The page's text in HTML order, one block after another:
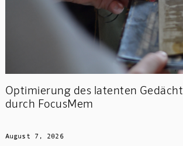
Optimierung des latenten
durch FocusMem
August 7, 2026